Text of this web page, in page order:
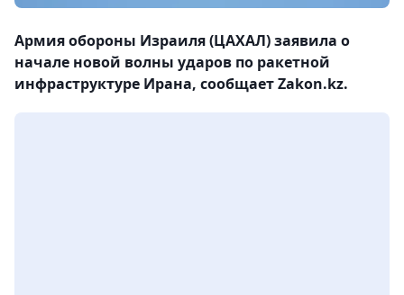
Армия обороны Израиля (ЦАХАЛ) заявила о
начале новой волны ударов по ракетной
инфраструктуре Ирана, сообщает Zakon.kz.